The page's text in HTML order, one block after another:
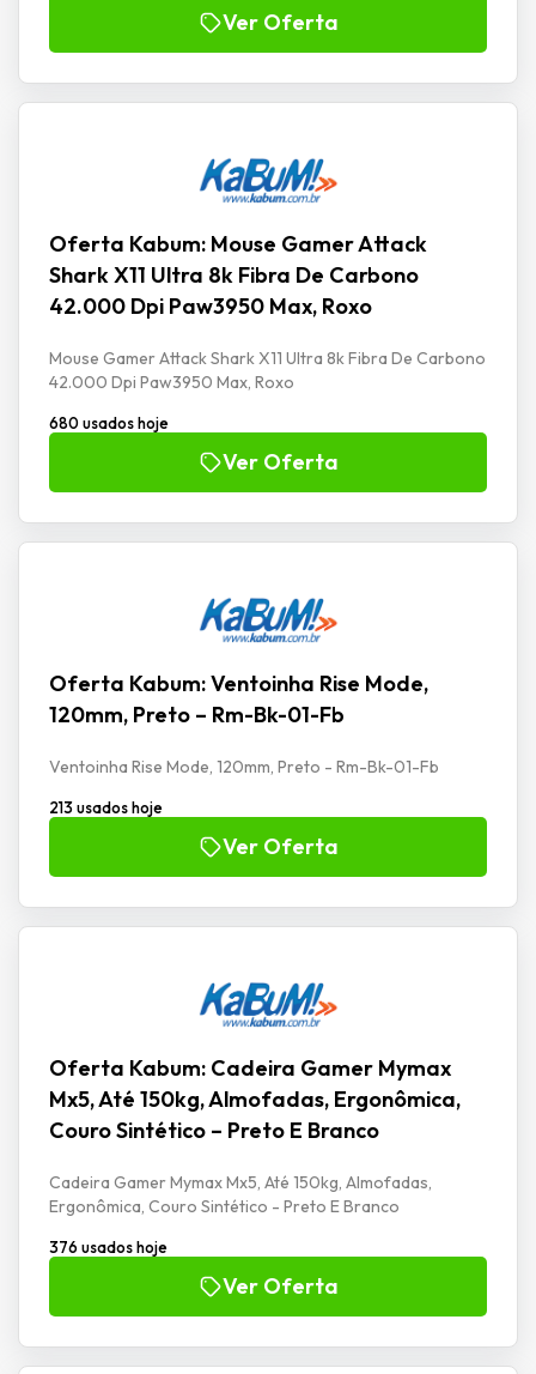
Ver Oferta
Oferta Kabum: Mouse Gamer Attack
Shark X11 Ultra 8k Fibra De Carbono
42.000 Dpi Paw3950 Max, Roxo
Mouse Gamer Attack Shark X11 Ultra 8k Fibra De Carbono
42.000 Dpi Paw3950 Max, Roxo
680 usados hoje
Ver Oferta
Oferta Kabum: Ventoinha Rise Mode,
120mm, Preto – Rm-Bk-01-Fb
Ventoinha Rise Mode, 120mm, Preto - Rm-Bk-01-Fb
213 usados hoje
Ver Oferta
Oferta Kabum: Cadeira Gamer Mymax
Mx5, Até 150kg, Almofadas, Ergonômica,
Couro Sintético – Preto E Branco
Cadeira Gamer Mymax Mx5, Até 150kg, Almofadas,
Ergonômica, Couro Sintético - Preto E Branco
376 usados hoje
Ver Oferta